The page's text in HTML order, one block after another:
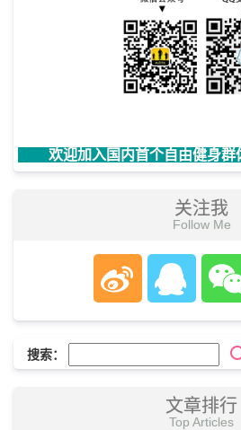
欢迎加入国内首个自由健身群
关注我
Follow Me
搜索：
文章排行
Top Articles